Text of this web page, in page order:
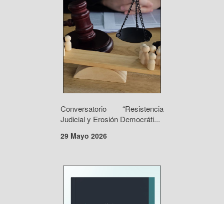
Conversatorio “Resistencia
Judicial y Erosión Democráti...
29 Mayo 2026